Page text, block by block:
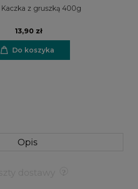
Kaczka z gruszką 400g
13,90 zł
Do koszyka
Opis